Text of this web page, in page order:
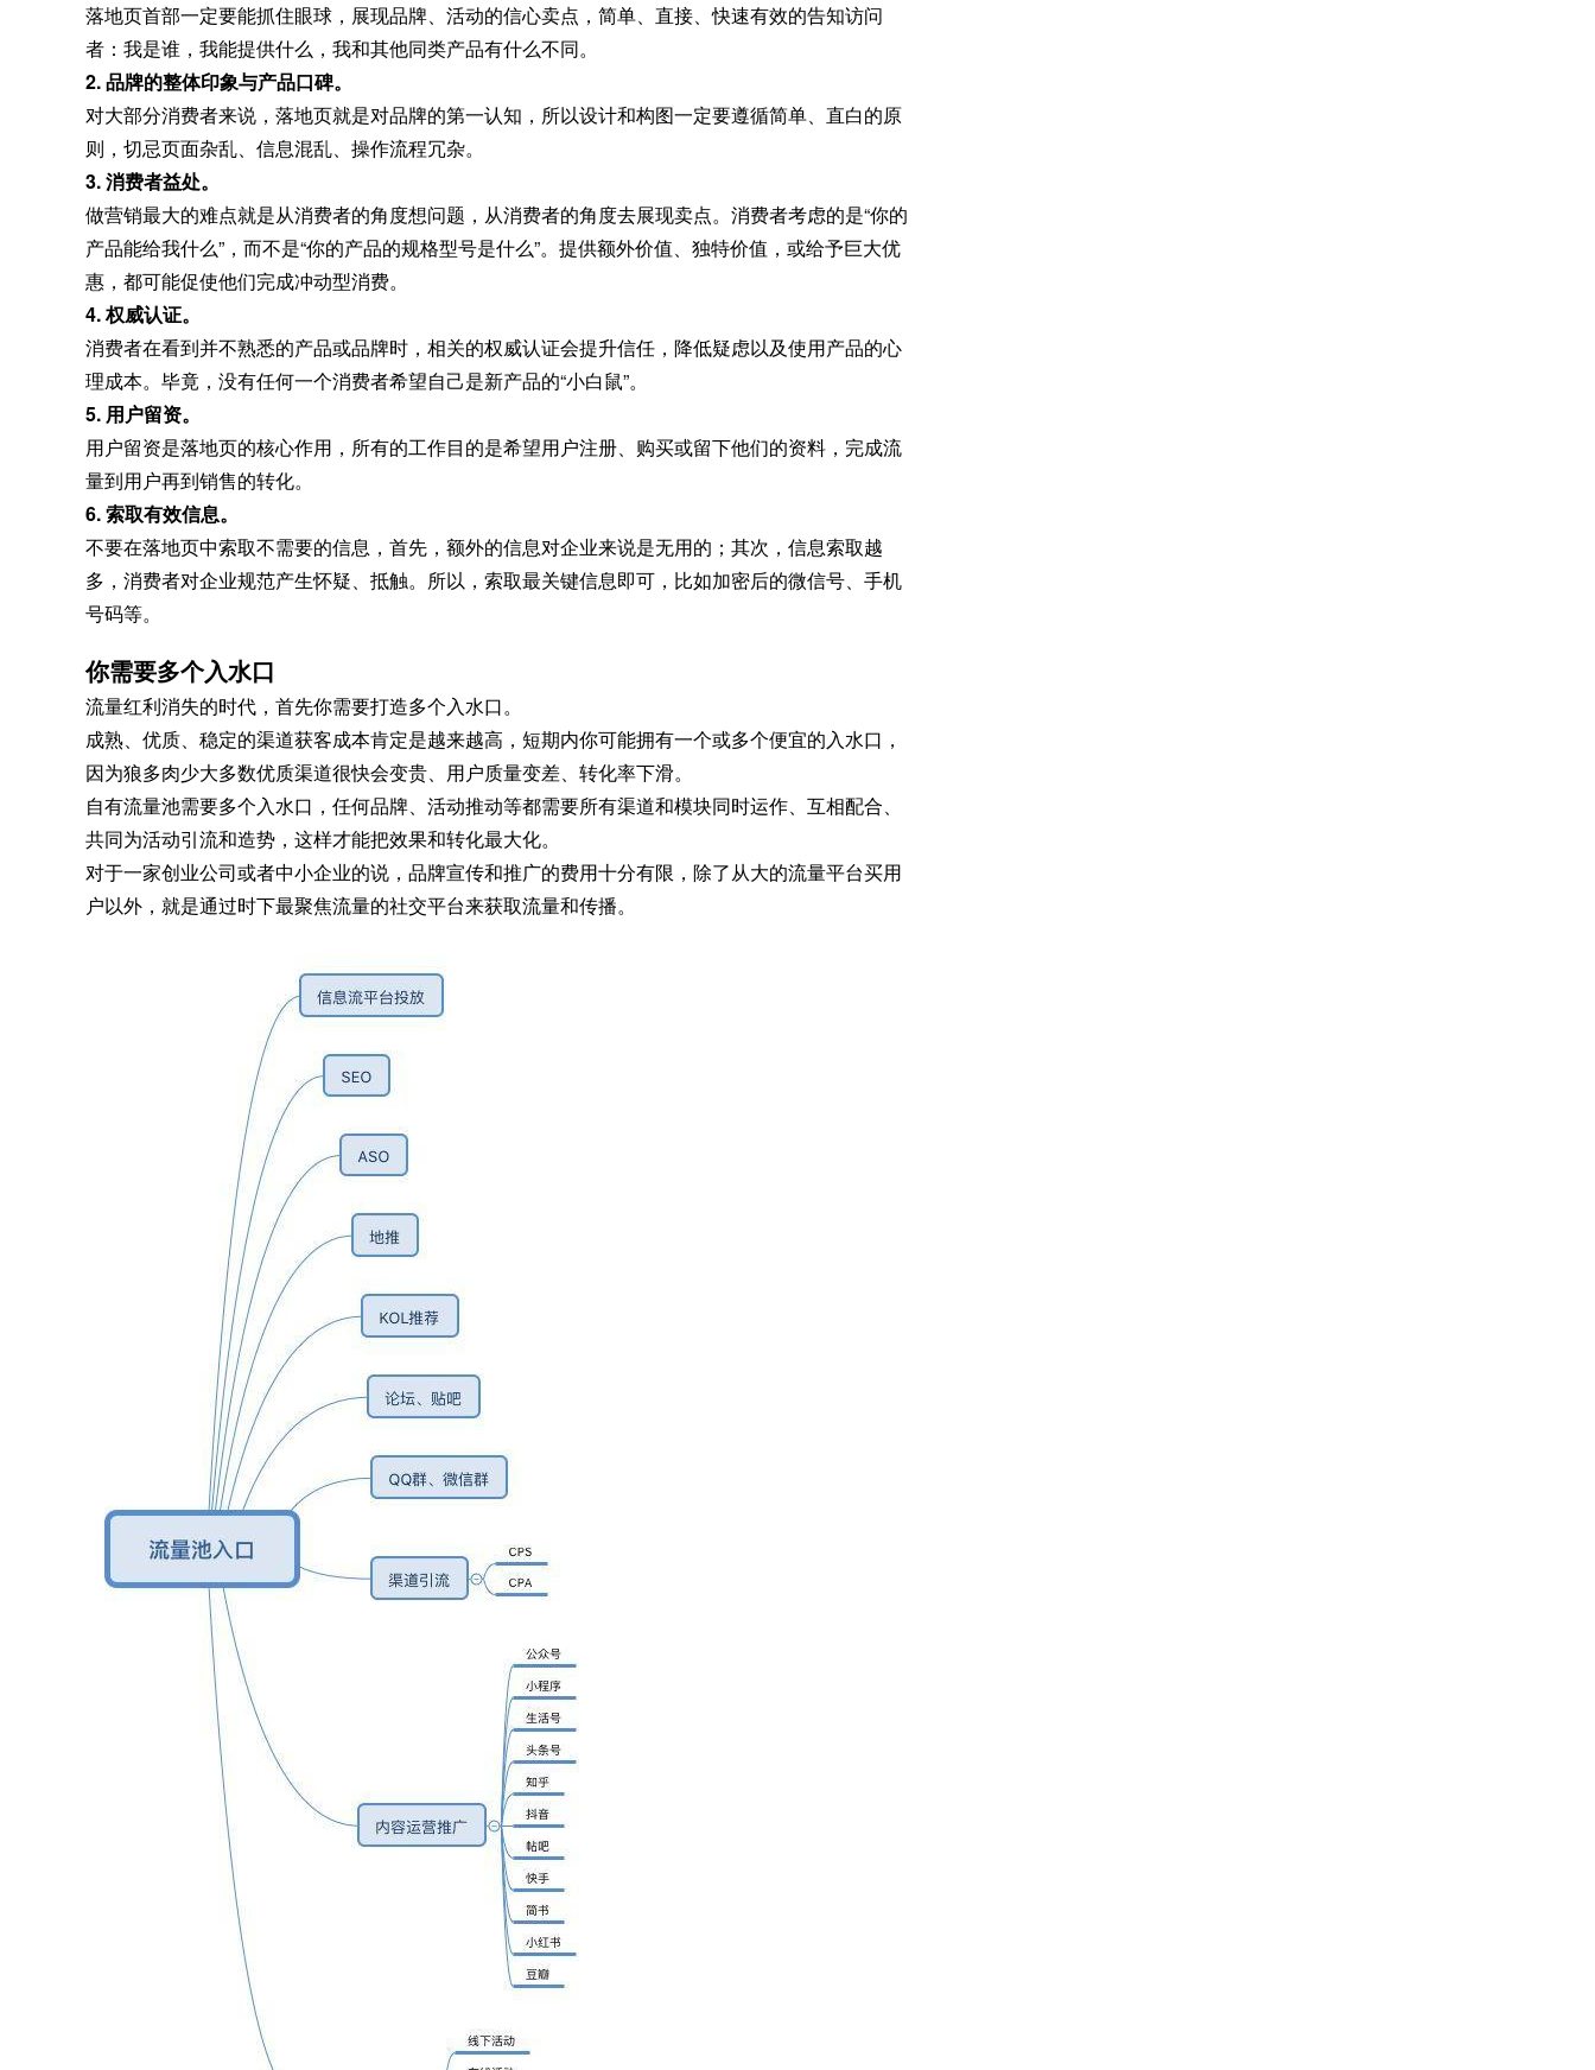
落地页首部一定要能抓住眼球，展现品牌、活动的信心卖点，简单、直接、快速有效的告知访问
者：我是谁，我能提供什么，我和其他同类产品有什么不同。
2. 品牌的整体印象与产品口碑。
对大部分消费者来说，落地页就是对品牌的第一认知，所以设计和构图一定要遵循简单、直白的原
则，切忌页面杂乱、信息混乱、操作流程冗杂。
3. 消费者益处。
做营销最大的难点就是从消费者的角度想问题，从消费者的角度去展现卖点。消费者考虑的是“你的
产品能给我什么”，而不是“你的产品的规格型号是什么”。提供额外价值、独特价值，或给予巨大优
惠，都可能促使他们完成冲动型消费。
4. 权威认证。
消费者在看到并不熟悉的产品或品牌时，相关的权威认证会提升信任，降低疑虑以及使用产品的心
理成本。毕竟，没有任何一个消费者希望自己是新产品的“小白鼠”。
5. 用户留资。
用户留资是落地页的核心作用，所有的工作目的是希望用户注册、购买或留下他们的资料，完成流
量到用户再到销售的转化。
6. 索取有效信息。
不要在落地页中索取不需要的信息，首先，额外的信息对企业来说是无用的；其次，信息索取越
多，消费者对企业规范产生怀疑、抵触。所以，索取最关键信息即可，比如加密后的微信号、手机
号码等。
你需要多个入水口
流量红利消失的时代，首先你需要打造多个入水口。
成熟、优质、稳定的渠道获客成本肯定是越来越高，短期内你可能拥有一个或多个便宜的入水口，
因为狼多肉少大多数优质渠道很快会变贵、用户质量变差、转化率下滑。
自有流量池需要多个入水口，任何品牌、活动推动等都需要所有渠道和模块同时运作、互相配合、
共同为活动引流和造势，这样才能把效果和转化最大化。
对于一家创业公司或者中小企业的说，品牌宣传和推广的费用十分有限，除了从大的流量平台买用
户以外，就是通过时下最聚焦流量的社交平台来获取流量和传播。